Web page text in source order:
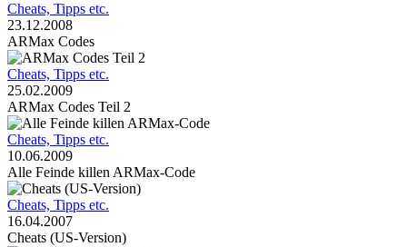
Cheats, Tipps etc.
23.12.2008
ARMax Codes
Cheats, Tipps etc.
25.02.2009
ARMax Codes Teil 2
Cheats, Tipps etc.
10.06.2009
Alle Feinde killen ARMax-Code
Cheats, Tipps etc.
16.04.2007
Cheats (US-Version)